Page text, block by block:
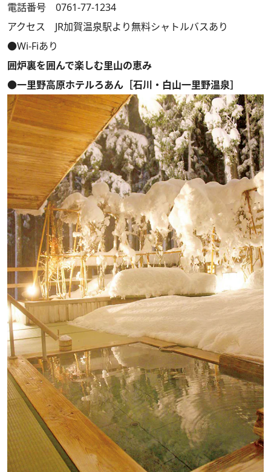
電話番号 0761-77-1234
アクセス JR加賀温泉駅より無料シャトルバスあり
●Wi-Fiあり
囲炉裏を囲んで楽しむ里山の恵み
●一里野高原ホテルろあん［石川・白山一里野温泉］